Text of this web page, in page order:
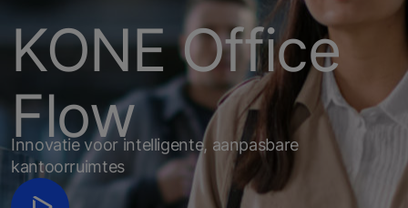
KONE Office
Flow
Innovatie voor intelligente, aanpasbare
kantoorruimtes